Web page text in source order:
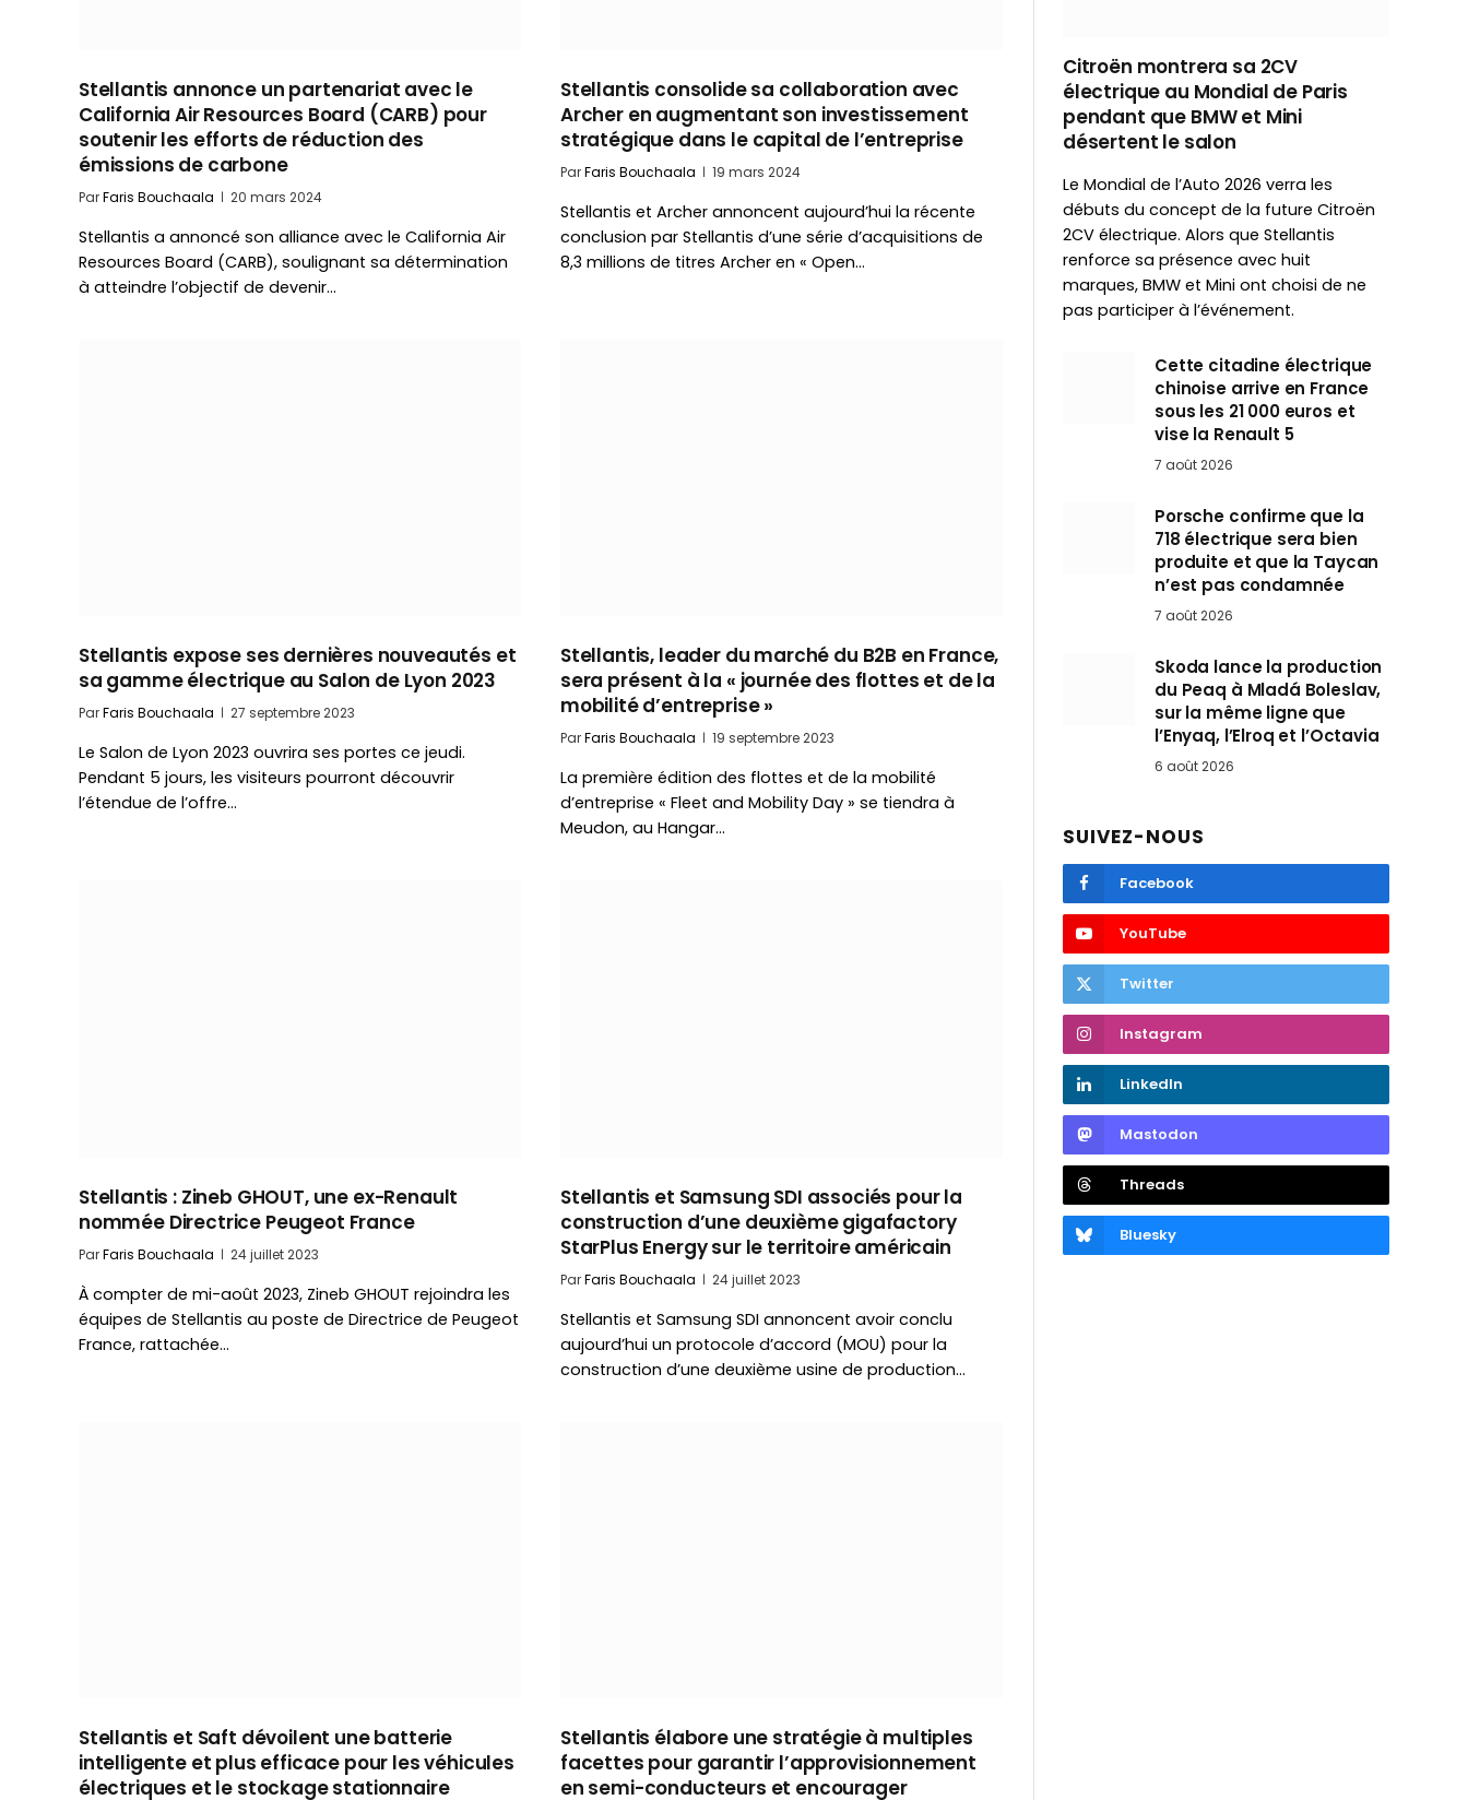
Stellantis annonce un partenariat avec le
California Air Resources Board (CARB) pour
soutenir les efforts de réduction des
émissions de carbone
ParFaris Bouchaala 20 mars 2024
Stellantis a annoncé son alliance avec le California Air
Resources Board (CARB), soulignant sa détermination
à atteindre l’objectif de devenir…
Stellantis consolide sa collaboration avec
Archer en augmentant son investissement
stratégique dans le capital de l’entreprise
ParFaris Bouchaala 19 mars 2024
Stellantis et Archer annoncent aujourd’hui la récente
conclusion par Stellantis d’une série d’acquisitions de
8,3 millions de titres Archer en « Open…
Stellantis expose ses dernières nouveautés et
sa gamme électrique au Salon de Lyon 2023
ParFaris Bouchaala 27 septembre 2023
Le Salon de Lyon 2023 ouvrira ses portes ce jeudi.
Pendant 5 jours, les visiteurs pourront découvrir
l’étendue de l’offre…
Stellantis, leader du marché du B2B en France,
sera présent à la « journée des flottes et de la
mobilité d’entreprise »
ParFaris Bouchaala 19 septembre 2023
La première édition des flottes et de la mobilité
d’entreprise « Fleet and Mobility Day » se tiendra à
Meudon, au Hangar…
Stellantis : Zineb GHOUT, une ex-Renault
nommée Directrice Peugeot France
ParFaris Bouchaala 24 juillet 2023
À compter de mi-août 2023, Zineb GHOUT rejoindra les
équipes de Stellantis au poste de Directrice de Peugeot
France, rattachée…
Stellantis et Samsung SDI associés pour la
construction d’une deuxième gigafactory
StarPlus Energy sur le territoire américain
ParFaris Bouchaala 24 juillet 2023
Stellantis et Samsung SDI annoncent avoir conclu
aujourd’hui un protocole d’accord (MOU) pour la
construction d’une deuxième usine de production…
Stellantis et Saft dévoilent une batterie
intelligente et plus efficace pour les véhicules
électriques et le stockage stationnaire
Stellantis élabore une stratégie à multiples
facettes pour garantir l’approvisionnement
en semi-conducteurs et encourager
Citroën montrera sa 2CV
électrique au Mondial de Paris
pendant que BMW et Mini
désertent le salon
Le Mondial de l’Auto 2026 verra les
débuts du concept de la future Citroën
2CV électrique. Alors que Stellantis
renforce sa présence avec huit
marques, BMW et Mini ont choisi de ne
pas participer à l’événement.
Cette citadine électrique
chinoise arrive en France
sous les 21 000 euros et
vise la Renault 5
7 août 2026
Porsche confirme que la
718 électrique sera bien
produite et que la Taycan
n’est pas condamnée
7 août 2026
Skoda lance la production
du Peaq à Mladá Boleslav,
sur la même ligne que
l’Enyaq, l’Elroq et l’Octavia
6 août 2026
SUIVEZ-NOUS
Facebook
YouTube
Twitter
Instagram
LinkedIn
Mastodon
Threads
Bluesky